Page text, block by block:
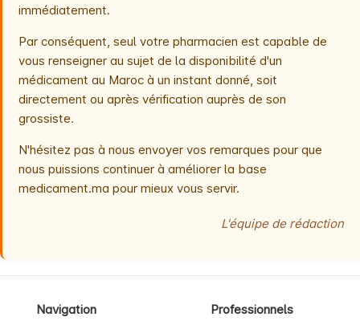
immédiatement.
Par conséquent, seul votre pharmacien est capable de
vous renseigner au sujet de la disponibilité d'un
médicament au Maroc à un instant donné, soit
directement ou après vérification auprès de son
grossiste.
N'hésitez pas à nous envoyer vos remarques pour que
nous puissions continuer à améliorer la base
medicament.ma pour mieux vous servir.
L'équipe de rédaction
Navigation Professionnels